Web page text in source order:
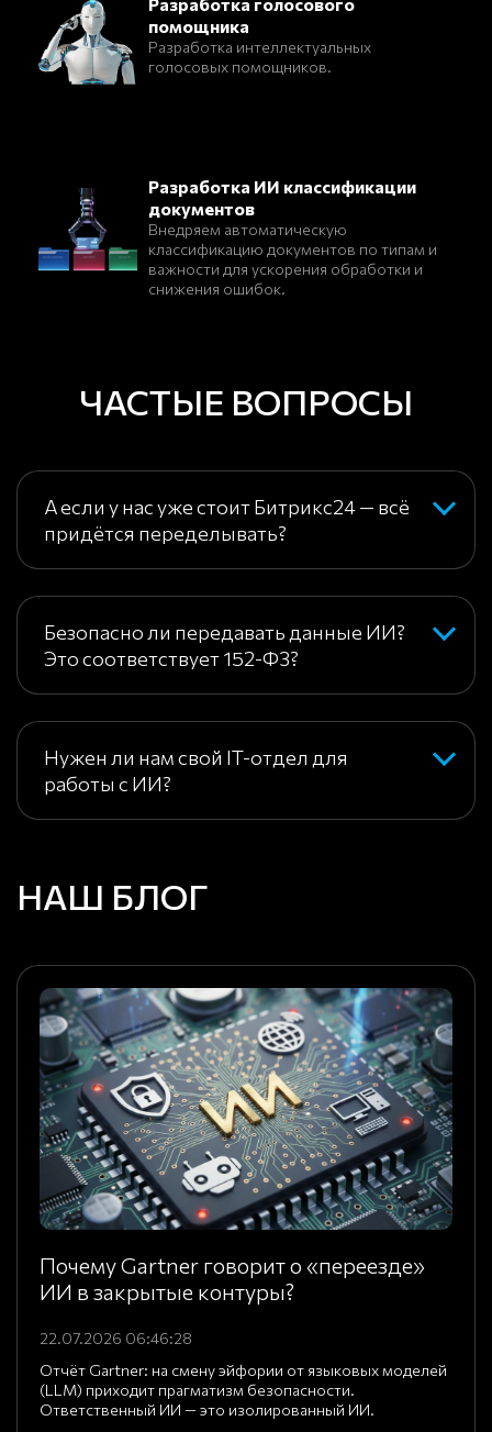
Разработка голосового
помощника
Разработка интеллектуальных
голосовых помощников.
Разработка ИИ классификации
документов
Внедряем автоматическую
классификацию документов по типам и
важности для ускорения обработки и
снижения ошибок.
ЧАСТЫЕ ВОПРОСЫ
А если у нас уже стоит Битрикс24 — всё
придётся переделывать?
Безопасно ли передавать данные ИИ?
Это соответствует 152-ФЗ?
Нужен ли нам свой IT-отдел для
работы с ИИ?
НАШ БЛОГ
Почему Gartner говорит о «переезде»
ИИ в закрытые контуры?
22.07.2026 06:46:28
Отчёт Gartner: на смену эйфории от языковых моделей
(LLM) приходит прагматизм безопасности.
Ответственный ИИ — это изолированный ИИ.